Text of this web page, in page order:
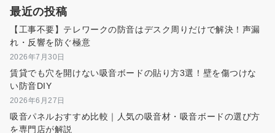
ー
ジ
送
り
最近の投稿
【工事不要】テレワークの防音はデスク周りだけで解決！声漏
れ・反響を防ぐ極意
2026年7月30日
賃貸でも穴を開けない吸音ボードの貼り方3選！壁を傷つけな
い防音DIY
2026年6月27日
吸音パネルおすすめ比較｜人気の吸音材・吸音ボードの選び方
を専門店が解説